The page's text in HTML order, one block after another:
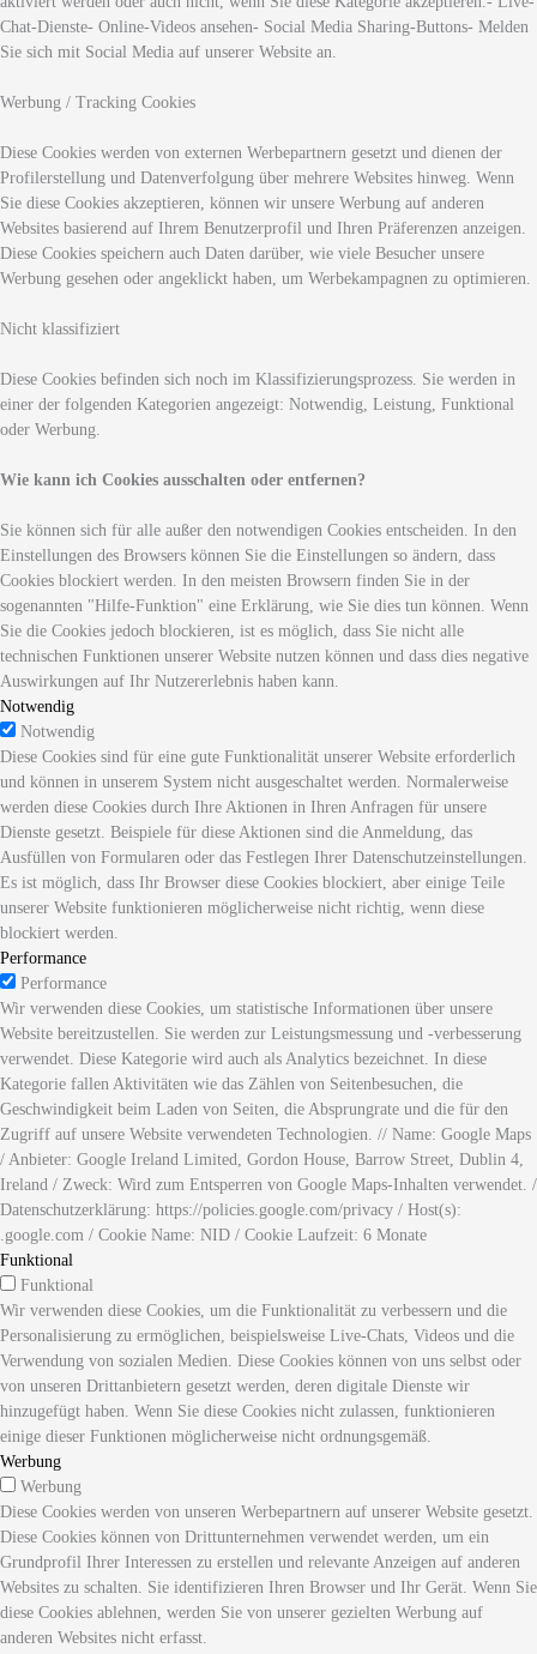
Chat-Dienste- Online-Videos ansehen- Social Media Sharing-Buttons- Melden
Sie sich mit Social Media auf unserer Website an.
Werbung / Tracking Cookies
Diese Cookies werden von externen Werbepartnern gesetzt und dienen der
Profilerstellung und Datenverfolgung über mehrere Websites hinweg. Wenn
Sie diese Cookies akzeptieren, können wir unsere Werbung auf anderen
Websites basierend auf Ihrem Benutzerprofil und Ihren Präferenzen anzeigen.
Diese Cookies speichern auch Daten darüber, wie viele Besucher unsere
Werbung gesehen oder angeklickt haben, um Werbekampagnen zu optimieren.
Nicht klassifiziert
Diese Cookies befinden sich noch im Klassifizierungsprozess. Sie werden in
einer der folgenden Kategorien angezeigt: Notwendig, Leistung, Funktional
oder Werbung.
Wie kann ich Cookies ausschalten oder entfernen?
Sie können sich für alle außer den notwendigen Cookies entscheiden. In den
Einstellungen des Browsers können Sie die Einstellungen so ändern, dass
Cookies blockiert werden. In den meisten Browsern finden Sie in der
sogenannten "Hilfe-Funktion" eine Erklärung, wie Sie dies tun können. Wenn
Sie die Cookies jedoch blockieren, ist es möglich, dass Sie nicht alle
technischen Funktionen unserer Website nutzen können und dass dies negative
Auswirkungen auf Ihr Nutzererlebnis haben kann.
Notwendig
Notwendig
Diese Cookies sind für eine gute Funktionalität unserer Website erforderlich
und können in unserem System nicht ausgeschaltet werden. Normalerweise
werden diese Cookies durch Ihre Aktionen in Ihren Anfragen für unsere
Dienste gesetzt. Beispiele für diese Aktionen sind die Anmeldung, das
Ausfüllen von Formularen oder das Festlegen Ihrer Datenschutzeinstellungen.
Es ist möglich, dass Ihr Browser diese Cookies blockiert, aber einige Teile
unserer Website funktionieren möglicherweise nicht richtig, wenn diese
blockiert werden.
Performance
Performance
Wir verwenden diese Cookies, um statistische Informationen über unsere
Website bereitzustellen. Sie werden zur Leistungsmessung und -verbesserung
verwendet. Diese Kategorie wird auch als Analytics bezeichnet. In diese
Kategorie fallen Aktivitäten wie das Zählen von Seitenbesuchen, die
Geschwindigkeit beim Laden von Seiten, die Absprungrate und die für den
Zugriff auf unsere Website verwendeten Technologien. // Name: Google Maps
/ Anbieter: Google Ireland Limited, Gordon House, Barrow Street, Dublin 4,
Ireland / Zweck: Wird zum Entsperren von Google Maps-Inhalten verwendet. /
Datenschutzerklärung: https://policies.google.com/privacy / Host(s):
.google.com / Cookie Name: NID / Cookie Laufzeit: 6 Monate
Funktional
Funktional
Wir verwenden diese Cookies, um die Funktionalität zu verbessern und die
Personalisierung zu ermöglichen, beispielsweise Live-Chats, Videos und die
Verwendung von sozialen Medien. Diese Cookies können von uns selbst oder
von unseren Drittanbietern gesetzt werden, deren digitale Dienste wir
hinzugefügt haben. Wenn Sie diese Cookies nicht zulassen, funktionieren
einige dieser Funktionen möglicherweise nicht ordnungsgemäß.
Werbung
Werbung
Diese Cookies werden von unseren Werbepartnern auf unserer Website gesetzt.
Diese Cookies können von Drittunternehmen verwendet werden, um ein
Grundprofil Ihrer Interessen zu erstellen und relevante Anzeigen auf anderen
Websites zu schalten. Sie identifizieren Ihren Browser und Ihr Gerät. Wenn Sie
diese Cookies ablehnen, werden Sie von unserer gezielten Werbung auf
anderen Websites nicht erfasst.